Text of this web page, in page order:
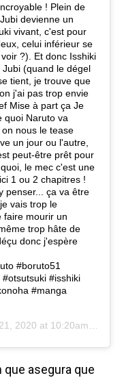
! Plein de
devienne un
vivant, c'est pour
celui inférieur se
?). Et donc Isshiki
(quand le dégel
tient, je trouve que
j'ai pas trop envie
Mise à part ça Je
quoi Naruto va
nous le tease
un jour ou l'autre,
peut-être prêt pour
le mec c'est une
1 ou 2 chapitres !
penser... ça va être
vais trop le
faire mourir un
trop hâte de
donc j'espère
#boruto51
#isshiki
#manga
2020 at 10:20am PDT
asegura que